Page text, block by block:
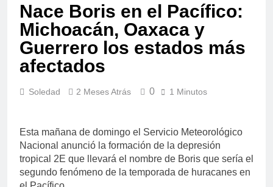
Nace Boris en el Pacífico:
Michoacán, Oaxaca y
Guerrero los estados más
afectados
Soledad 2 Meses Atrás 0 1 Minutos
Esta mañana de domingo el Servicio Meteorológico
Nacional anunció la formación de la depresión
tropical 2E que llevará el nombre de Boris que sería el
segundo fenómeno de la temporada de huracanes en